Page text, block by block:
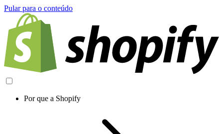
Pular para o conteúdo
Por que a Shopify